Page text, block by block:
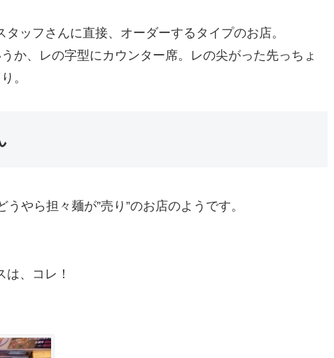
ッフさんに直接、オーダーするタイプのお店。
か、レの字型にカウンター席。レの尖がった先っちょ
。
やら担々麺が”売り”のお店のようです。
、コレ！